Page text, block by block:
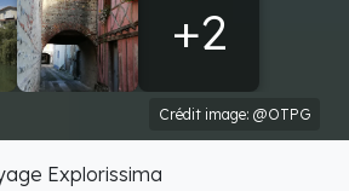
+2
Crédit image: @OTPG
Explorissima